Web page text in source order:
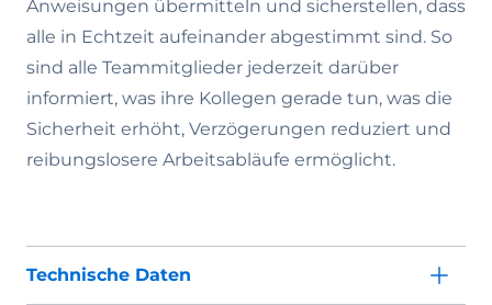
Anweisungen übermitteln und sicherstellen, dass
alle in Echtzeit aufeinander abgestimmt sind. So
sind alle Teammitglieder jederzeit darüber
informiert, was ihre Kollegen gerade tun, was die
Sicherheit erhöht, Verzögerungen reduziert und
reibungslosere Arbeitsabläufe ermöglicht.
Technische Daten